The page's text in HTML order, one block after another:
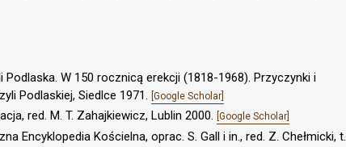
Podlaska. W 150 rocznicą erekcji (1818-1968). Przyczynki i
Podlaskiej, Siedlce 1971. [Google Scholar]
red. M. T. Zahajkiewicz, Lublin 2000. [Google Scholar]
Encyklopedia Kościelna, oprac. S. Gall i in., red. Z. Chełmicki, t.